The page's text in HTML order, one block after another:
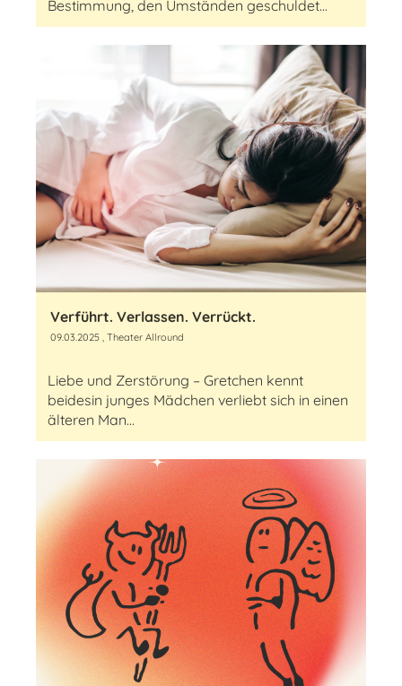
Bestimmung, den Umständen geschuldet...
Verführt. Verlassen. Verrückt.
09.03.2025 , Theater Allround
Liebe und Zerstörung – Gretchen kennt
beidesin junges Mädchen verliebt sich in einen
älteren Man...